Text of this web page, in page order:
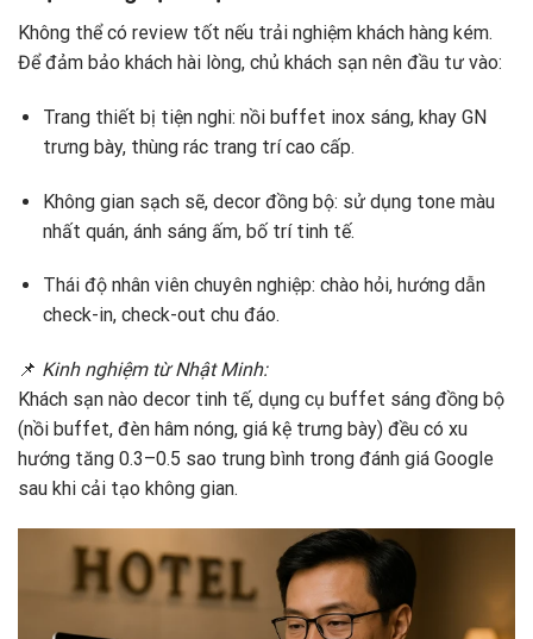
Không thể có review tốt nếu trải nghiệm khách hàng kém.
Để đảm bảo khách hài lòng, chủ khách sạn nên đầu tư vào:
Trang thiết bị tiện nghi: nồi buffet inox sáng, khay GN
trưng bày, thùng rác trang trí cao cấp.
Không gian sạch sẽ, decor đồng bộ: sử dụng tone màu
nhất quán, ánh sáng ấm, bố trí tinh tế.
Thái độ nhân viên chuyên nghiệp: chào hỏi, hướng dẫn
check-in, check-out chu đáo.
📌 Kinh nghiệm từ Nhật Minh:
Khách sạn nào decor tinh tế, dụng cụ buffet sáng đồng bộ
(nồi buffet, đèn hâm nóng, giá kệ trưng bày) đều có xu
hướng tăng 0.3–0.5 sao trung bình trong đánh giá Google
sau khi cải tạo không gian.